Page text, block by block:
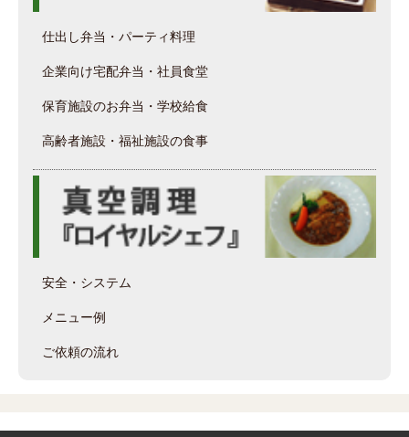
仕出し弁当・パーティ料理
企業向け宅配弁当・社員食堂
保育施設のお弁当・学校給食
高齢者施設・福祉施設の食事
安全・システム
メニュー例
ご依頼の流れ